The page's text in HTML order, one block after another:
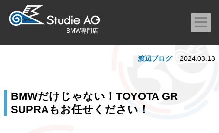
BMW専門店
BMWだけじゃない！TOYOTA GR
SUPRAもお任せください！
渡辺ブログ 2024.03.13